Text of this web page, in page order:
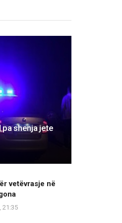
pa shenja jete
vetëvrasje në
21:35